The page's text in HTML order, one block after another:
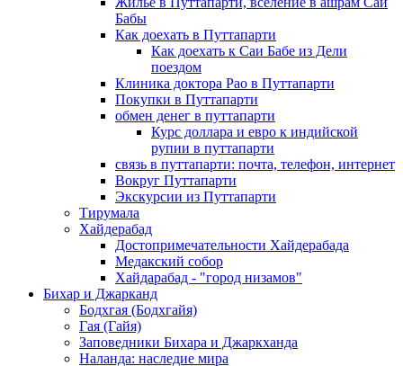
Бабы
Как доехать в Путтапарти
Как доехать к Саи Бабе из Дели
поездом
Клиника доктора Рао в Путтапарти
Покупки в Путтапарти
обмен денег в путтапарти
Курс доллара и евро к индийской
рупии в путтапарти
связь в путтапарти: почта, телефон, интернет
Вокруг Путтапарти
Экскурсии из Путтапарти
Тирумала
Хайдерабад
Достопримечательности Хайдерабада
Медакский собор
Хайдарабад - "город низамов"
Бихар и Джарканд
Бодхгая (Бодхгайя)
Гая (Гайя)
Заповедники Бихара и Джаркханда
Наланда: наследие мира